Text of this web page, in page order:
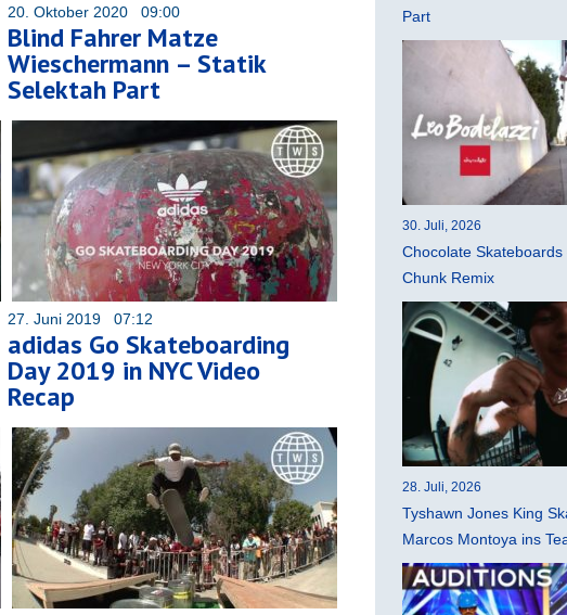
20. Oktober 2020 09:00
Blind Fahrer Matze
Wieschermann – Statik
Selektah Part
27. Juni 2019 07:12
adidas Go Skateboarding
Day 2019 in NYC Video
Recap
Part
30. Juli, 2026
Chocolate Skateboards
Chunk Remix
28. Juli, 2026
Tyshawn Jones King
Marcos Montoya ins